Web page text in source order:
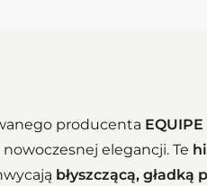
producenta EQUIPE
elegancji. Te
błyszczącą, gładką